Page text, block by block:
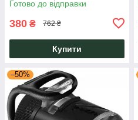
Готово до відправки
380 ₴ 762 ₴
Купити
–50%